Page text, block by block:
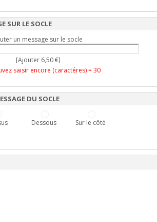
SUR LE SOCLE
un message sur le socle
[Ajouter 6,50 €]
saisir encore (caractéres) =30
DU SOCLE
Dessous Sur le côté